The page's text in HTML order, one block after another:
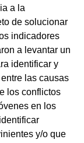
a la
de solucionar
indicadores
a levantar un
identificar y
las causas
los conflictos
en los
y/o que